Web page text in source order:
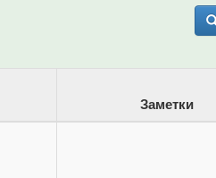
Заметки